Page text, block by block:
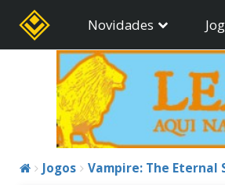
Novidades
Jogos Vampire: The Eternal